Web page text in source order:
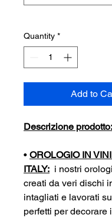
Quantity *
Add to
Descrizione prodotto:
• OROLOGIO IN
ITALY: i nostri
creati da veri dischi
intagliati e lavorati
perfetti per decorare